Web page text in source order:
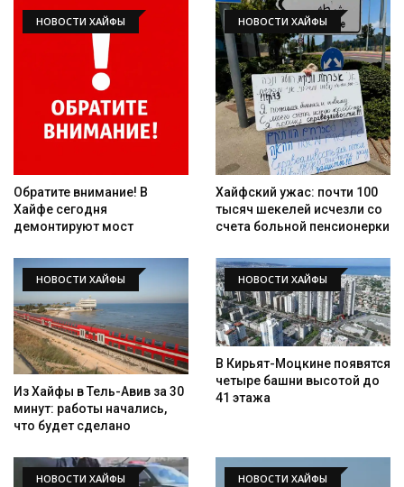
НОВОСТИ ХАЙФЫ
Обратите внимание! В
Хайфе сегодня
демонтируют мост
НОВОСТИ ХАЙФЫ
Хайфский ужас: почти 100
тысяч шекелей исчезли со
счета больной пенсионерки
НОВОСТИ ХАЙФЫ
Из Хайфы в Тель-Авив за 30
минут: работы начались,
что будет сделано
НОВОСТИ ХАЙФЫ
В Кирьят-Моцкине появятся
четыре башни высотой до
41 этажа
НОВОСТИ ХАЙФЫ НОВОСТИ ХАЙФЫ